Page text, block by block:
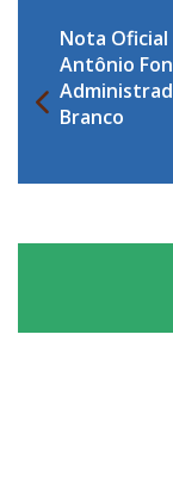
Nota Oficial
Antônio
Branco